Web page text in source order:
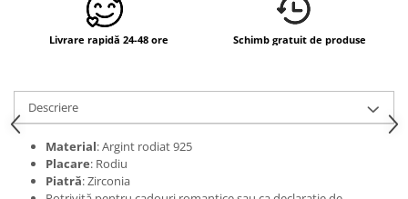
Livrare rapidă 24-48 ore Schimb gratuit de produse
Descriere
Material: Argint rodiat 925
Placare: Rodiu
Piatră: Zirconia